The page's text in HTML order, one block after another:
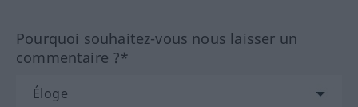
Pourquoi souhaitez-vous nous laisser un
commentaire ?*